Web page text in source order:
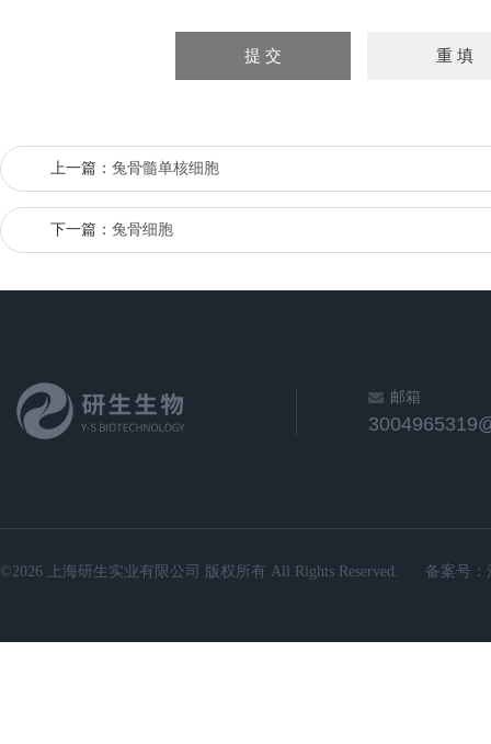
上一篇： 兔骨髓单核细胞
下一篇： 兔骨细胞
邮箱
©2026 上海研生实业有限公司 版权所有 All Rights Reserved. 备案号：